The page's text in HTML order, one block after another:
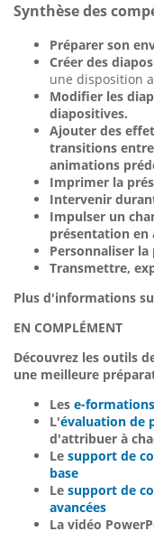
Synthèse des
Préparer son
Créer des
une disposition
Modifier les
diapositives.
Ajouter des
transitions
animations
Imprimer la
Intervenir
Impulser un
présentation en
Personnaliser
Transmettre,
Plus d'informations
EN COMPLÉMENT
Découvrez les outils
une meilleure
Les e-
L'évaluation de
d'attribuer à
Le support de
base
Le support de
avancées
La vidéo